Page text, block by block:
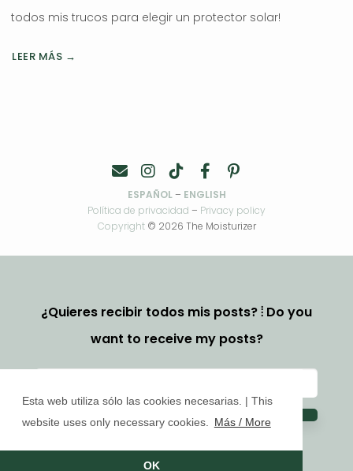
Esta web utiliza sólo las cookies necesarias. | This
website uses only necessary cookies.
Más / More
OK
todos mis trucos para elegir un protector solar!
LEER MÁS →
ESPAÑOL– ENGLISH
Política de privacidad – Privacy policy
Copyright© 2026 The Moisturizer
¿Quieres recibir todos mis posts? ⦙ Do you
want to receive my posts?